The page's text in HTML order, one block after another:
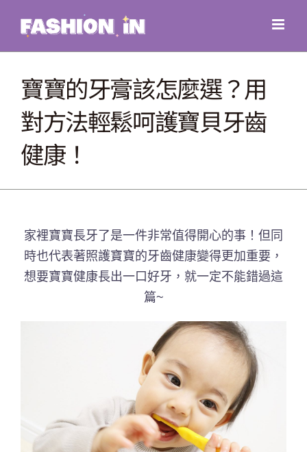
content
寶寶的牙膏該怎麼選？用
對方法輕鬆呵護寶貝牙齒
健康！
家裡寶寶長牙了是一件非常值得開心的事！但同
時也代表著照護寶寶的牙齒健康變得更加重要，
想要寶寶健康長出一口好牙，就一定不能錯過這
篇~